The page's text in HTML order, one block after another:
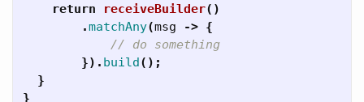
return
receiveBuilder()
.matchAny(msg -> {
// do something
}). build();
}
}